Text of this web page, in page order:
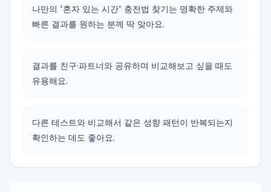
나만의 '혼자 있는 시간' 충전법 찾기는 명확한 주제와
빠른 결과를 원하는 분께 딱 맞아요.
결과를 친구·파트너와 공유하며 비교해보고 싶을 때도
유용해요.
다른 테스트와 비교해서 같은 성향 패턴이 반복되는지
확인하는 데도 좋아요.